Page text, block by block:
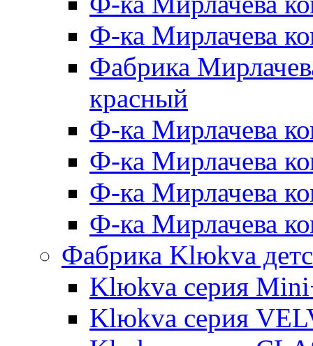
Ф-ка Мирлачева
Фабрика
красный
Ф-ка Мирлачева
Ф-ка Мирлачева
Ф-ка Мирлачева
Ф-ка Мирлачева
Фабрика Klюkva
Klюkva серия
Klюkva серия